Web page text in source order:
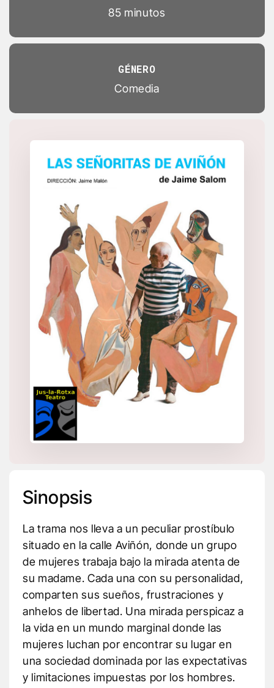
85 minutos
GÉNERO
Comedia
Sinopsis
La trama nos lleva a un peculiar prostíbulo
situado en la calle Aviñón, donde un grupo
de mujeres trabaja bajo la mirada atenta de
su madame. Cada una con su personalidad,
comparten sus sueños, frustraciones y
anhelos de libertad. Una mirada perspicaz a
la vida en un mundo marginal donde las
mujeres luchan por encontrar su lugar en
una sociedad dominada por las expectativas
y limitaciones impuestas por los hombres.